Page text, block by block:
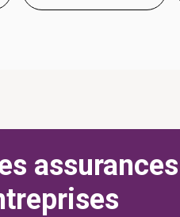
assurances